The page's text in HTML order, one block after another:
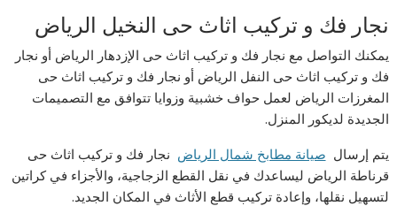
نجار فك و تركيب اثاث حى النخيل الرياض
يمكنك التواصل مع نجار فك و تركيب اثاث حى الإزدهار الرياض أو نجار
فك و تركيب اثاث حى النفل الرياض أو نجار فك و تركيب اثاث حى
المغرزات الرياض لعمل حواف خشبية وزوايا تتوافق مع التصميمات
الجديدة لديكور المنزل.
يتم إرسال صيانة مطابخ شمال الرياض نجار فك و تركيب اثاث حى
قرناطة الرياض ليساعدك في نقل القطع الزجاجية، والأجزاء في كراتين
لتسهيل نقلها، وإعادة تركيب قطع الأثاث في المكان الجديد.